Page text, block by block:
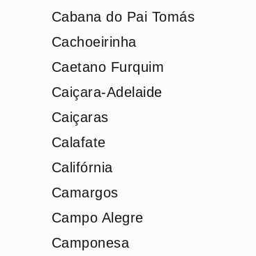
Cabana do Pai Tomás
Cachoeirinha
Caetano Furquim
Caiçara-Adelaide
Caiçaras
Calafate
Califórnia
Camargos
Campo Alegre
Camponesa